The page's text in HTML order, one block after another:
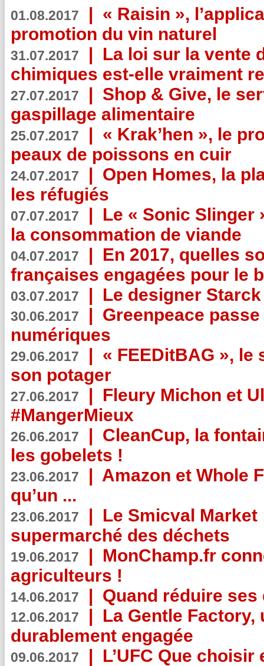
01.08.2017 | « Raisin »,
promotion du vin naturel
31.07.2017 | La loi sur la vente
chimiques est-elle vraiment
27.07.2017 | Shop & Give, le
gaspillage alimentaire
25.07.2017 | « Krak’hen », le
peaux de poissons en cuir
24.07.2017 | Open Homes, la
les réfugiés
07.07.2017 | Le « Sonic Slinger
la consommation de viande
04.07.2017 | En 2017, quelles
françaises engagées pour le
03.07.2017 | Le designer
30.06.2017 | Greenpeace
numériques
29.06.2017 | « FEEDitBAG », le
son potager
27.06.2017 | Fleury Michon et
#MangerMieux
26.06.2017 | CleanCup, la
les gobelets !
23.06.2017 | Amazon et Whole
qu’un ...
23.06.2017 | Le Smicval
supermarché des déchets
19.06.2017 | MonChamp.fr
agriculteurs !
14.06.2017 | Quand réduire
12.06.2017 | La Gentle
durablement engagée
09.06.2017 | L’UFC Que